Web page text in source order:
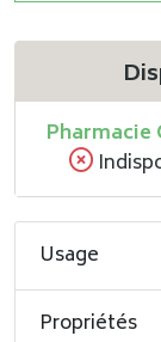
Pharmacie
Usage
Propriétés